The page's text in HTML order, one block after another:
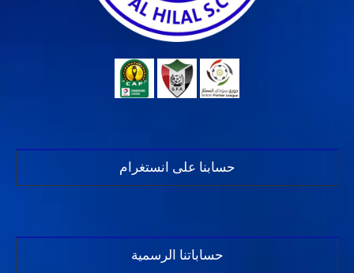
حسابنا على انستغرام
حساباتنا الرسمية